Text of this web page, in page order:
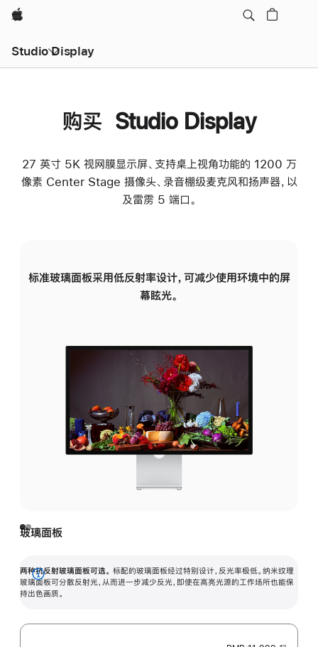
Apple
Studio Display
购买 Studio Display
27 英寸 5K 视网膜显示屏、支持桌上视角功能的 1200 万
像素 Center Stage 摄像头、录音棚级麦克风和扬声器，以
及雷雳 5 端口。
标准玻璃面板采用低反射率设计，可减少使用环境中的屏
幕眩光。
玻璃面板
两种抗反射玻璃面板可选。 标配的玻璃面板经过特别设计，反光率极低。纳米纹理
玻璃面板可分散反射光，从而进一步减少反光，即使在高亮光源的工作场所也能保
持出色画质。
展
开